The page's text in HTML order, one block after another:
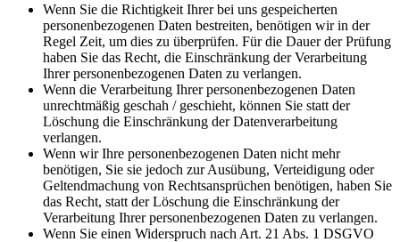
Wenn Sie die Richtigkeit Ihrer bei uns gespeicherten
personenbezogenen Daten bestreiten, benötigen wir in der
Regel Zeit, um dies zu überprüfen. Für die Dauer der Prüfung
haben Sie das Recht, die Einschränkung der Verarbeitung
Ihrer personenbezogenen Daten zu verlangen.
Wenn die Verarbeitung Ihrer personenbezogenen Daten
unrechtmäßig geschah / geschieht, können Sie statt der
Löschung die Einschränkung der Datenverarbeitung
verlangen.
Wenn wir Ihre personenbezogenen Daten nicht mehr
benötigen, Sie sie jedoch zur Ausübung, Verteidigung oder
Geltendmachung von Rechtsansprüchen benötigen, haben Sie
das Recht, statt der Löschung die Einschränkung der
Verarbeitung Ihrer personenbezogenen Daten zu verlangen.
Wenn Sie einen Widerspruch nach Art. 21 Abs. 1 DSGVO